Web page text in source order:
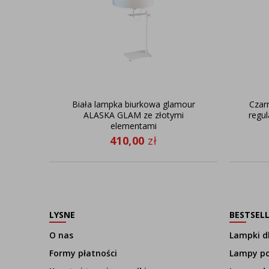
Biała lampka biurkowa glamour
ALASKA GLAM ze złotymi
elementami
410,00 zł
LYSNE
O nas
Formy płatności
Lampki
Lampy